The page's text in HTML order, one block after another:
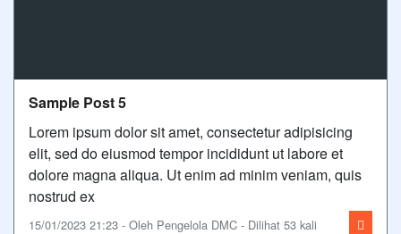
Sample Post 5
Lorem ipsum dolor sit amet, consectetur adipisicing
elit, sed do eiusmod tempor incididunt ut labore et
dolore magna aliqua. Ut enim ad minim veniam, quis
nostrud ex
15/01/2023 21:23 - Oleh Pengelola DMC - Dilihat 53 kali